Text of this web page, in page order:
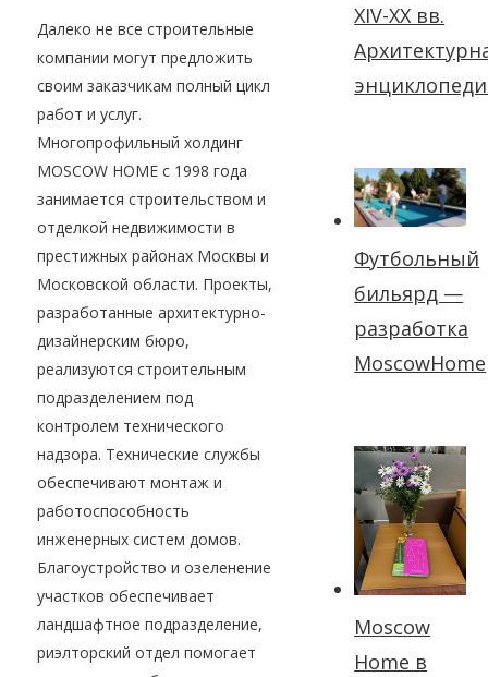
Далеко не все строительные
компании могут предложить
своим заказчикам полный цикл
работ и услуг.
Многопрофильный холдинг
MOSCOW HOME с 1998 года
занимается строительством и
отделкой недвижимости в
престижных районах Москвы и
Московской области. Проекты,
разработанные архитектурно-
дизайнерским бюро,
реализуются строительным
подразделением под
контролем технического
надзора. Технические службы
обеспечивают монтаж и
работоспособность
инженерных систем домов.
Благоустройство и озеленение
участков обеспечивает
ландшафтное подразделение,
риэлторский отдел помогает
XIV-XX вв.
Футбольный
бильярд —
разработка
MoscowHome
Moscow
Home в